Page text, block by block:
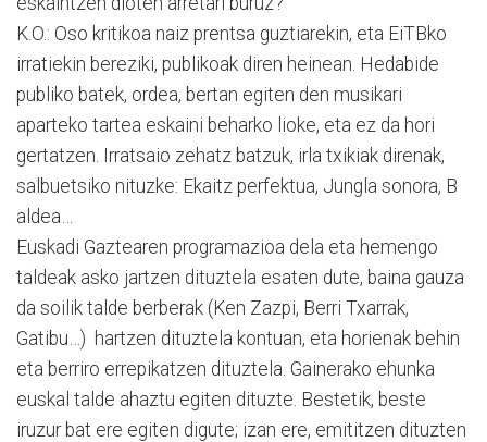
K.O.: Oso kritikoa naiz prentsa guztiarekin, eta EiTBko
irratiekin bereziki, publikoak diren heinean. Hedabide
publiko batek, ordea, bertan egiten den musikari
aparteko tartea eskaini beharko lioke, eta ez da hori
gertatzen. Irratsaio zehatz batzuk, irla txikiak direnak,
salbuetsiko nituzke: Ekaitz perfektua, Jungla sonora, B
aldea…
Euskadi Gaztearen programazioa dela eta hemengo
taldeak asko jartzen dituztela esaten dute, baina gauza
da soilik talde berberak (Ken Zazpi, Berri Txarrak,
Gatibu…) hartzen dituztela kontuan, eta horienak behin
eta berriro errepikatzen dituztela. Gainerako ehunka
euskal talde ahaztu egiten dituzte. Bestetik, beste
iruzur bat ere egiten digute; izan ere, emititzen dituzten